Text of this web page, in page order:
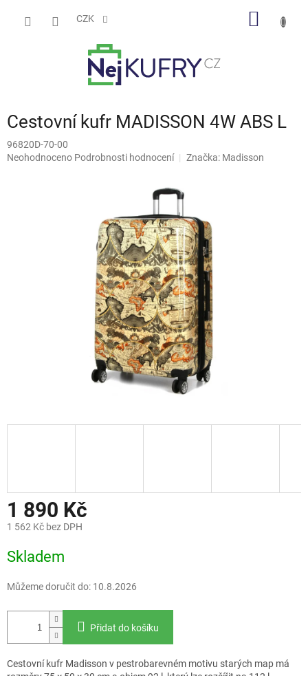
CZK
Cestovní kufr MADISSON 4W ABS L
96820D-70-00
Průměrné
Neohodnoceno Podrobnosti hodnocení Značka: Madisson
1 890 Kč
1 562 Kč bez DPH
cena:
Skladem
Můžeme doručit do: 10.8.2026
Přidat do košíku
Cestovní kufr Madisson v pestrobarevném motivu starých map má